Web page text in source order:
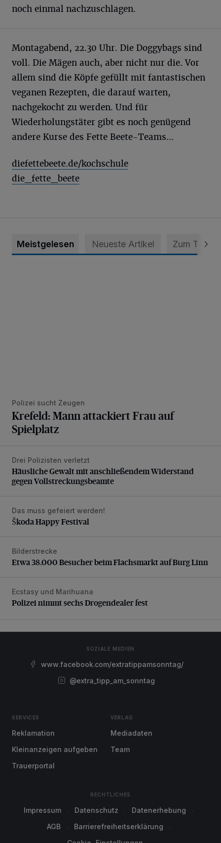
noch einmal nachzuschlagen.
Montagabend, 22.30 Uhr. Die Doggybags sind
voll. Die Mägen auch, aber nicht nur die. Vor
allem sind die Köpfe gefüllt mit fantastischen
veganen Rezepten, die darauf warten,
nachgekocht zu werden. Und für
Wiederholungstäter gibt es noch genügend
andere Kurse des Fette Beete-Teams…
diefettebeete.de/kochschule
die_fette_beete
Meistgelesen Neueste Artikel Zum Thema
Polizei sucht Zeugen
Krefeld: Mann attackiert Frau auf
Spielplatz
Häusliche Gewalt mit anschließendem Widerstand gegen
Drei Polizisten verletzt
Häusliche Gewalt mit anschließendem Widerstand
gegen Vollstreckungsbeamte
Škoda Happy Festival
Das muss gefeiert werden!
Škoda Happy Festival
Etwa 38.000 Besucher beim Flachsmarkt auf Burg Linn
Bilderstrecke
Etwa 38.000 Besucher beim Flachsmarkt auf Burg Linn
Polizei nimmt sechs Drogendealer fest
Ecstasy und Marihuana
Polizei nimmt sechs Drogendealer fest
SOZIALE MEDIEN
www.facebook.com/extratippamsonntag/
@extra_tipp_am_sonntag
SERVICES
Reklamation
Kleinanzeigen aufgeben
Trauerportal
VERLAG
Mediadaten
Team
RECHTLICHES
Impressum Datenschutz
Datenerhebung
AGB
Barrierefreiheitserklärung